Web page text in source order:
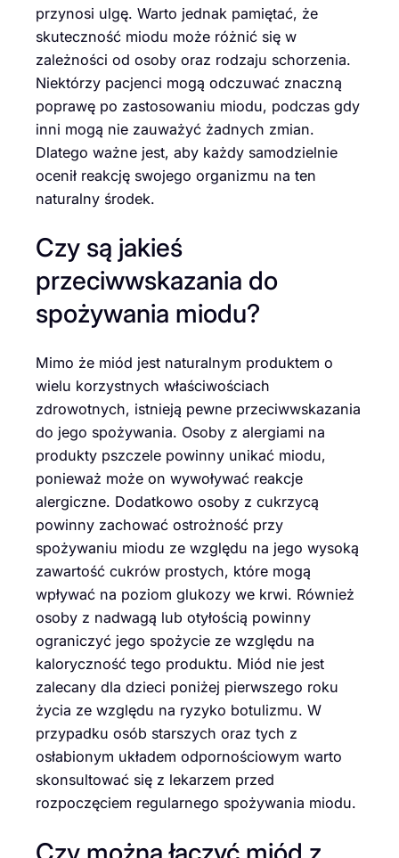
przynosi ulgę. Warto jednak pamiętać, że
skuteczność miodu może różnić się w
zależności od osoby oraz rodzaju schorzenia.
Niektórzy pacjenci mogą odczuwać znaczną
poprawę po zastosowaniu miodu, podczas gdy
inni mogą nie zauważyć żadnych zmian.
Dlatego ważne jest, aby każdy samodzielnie
ocenił reakcję swojego organizmu na ten
naturalny środek.
Czy są jakieś
przeciwwskazania do
spożywania miodu?
Mimo że miód jest naturalnym produktem o
wielu korzystnych właściwościach
zdrowotnych, istnieją pewne przeciwwskazania
do jego spożywania. Osoby z alergiami na
produkty pszczele powinny unikać miodu,
ponieważ może on wywoływać reakcje
alergiczne. Dodatkowo osoby z cukrzycą
powinny zachować ostrożność przy
spożywaniu miodu ze względu na jego wysoką
zawartość cukrów prostych, które mogą
wpływać na poziom glukozy we krwi. Również
osoby z nadwagą lub otyłością powinny
ograniczyć jego spożycie ze względu na
kaloryczność tego produktu. Miód nie jest
zalecany dla dzieci poniżej pierwszego roku
życia ze względu na ryzyko botulizmu. W
przypadku osób starszych oraz tych z
osłabionym układem odpornościowym warto
skonsultować się z lekarzem przed
rozpoczęciem regularnego spożywania miodu.